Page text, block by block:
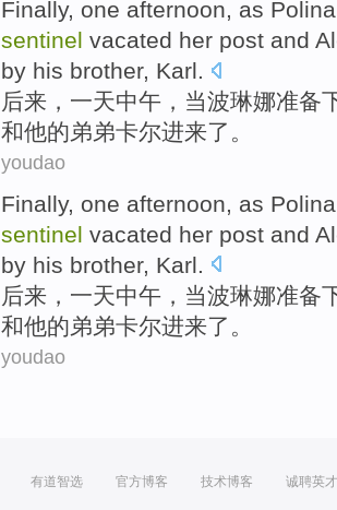
Finally, one afternoon, as Polina
sentinel vacated her post and
by his brother, Karl.
后来 ， 一天中午 ， 当波琳娜准备
和他的弟弟卡尔进来了 。
youdao
Finally, one afternoon as Polina
sentinel vacated her post and
by his brother, Karl
后来 ， 一天中午 ， 当波琳娜准备
和他的弟弟卡尔进来了 。
youdao
有道智选 官方博客 技术博客 诚聘英才